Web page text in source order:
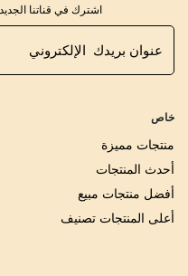
خاص
منتجات مميزة
أحدث المنتجات
أفضل منتجات مبيع
أعلى المنتجات تصنيف
اشترك في قناتنا